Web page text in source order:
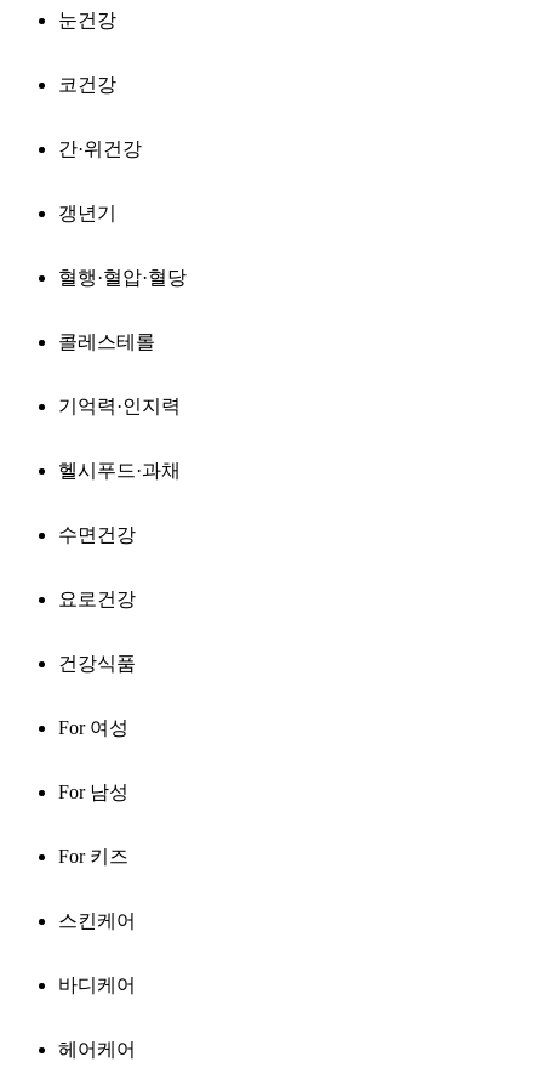
눈건강
코건강
간·위건강
갱년기
혈행·혈압·혈당
콜레스테롤
기억력·인지력
헬시푸드·과채
수면건강
요로건강
건강식품
For 여성
For 남성
For 키즈
스킨케어
바디케어
헤어케어